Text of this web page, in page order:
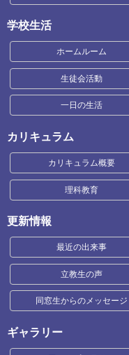
学校生活
ホームルーム
生徒会活動
一日の生活
カリキュラム
カリキュラム概要
理科教育
更新情報
最近の出来事
立教生の声
同窓生からのメッセージ
ギャラリー